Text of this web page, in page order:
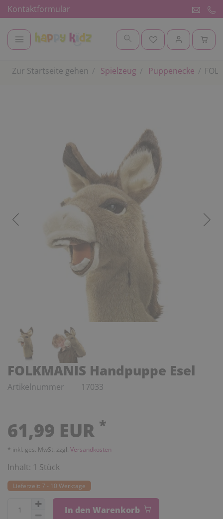
Kontaktformular
Zur Startseite gehen Spielzeug Puppenecke
FOLKMANIS Handpuppe Esel
Artikelnummer 17033
61,99 EUR *
* inkl. ges. MwSt. zzgl. Versandkosten
Inhalt: 1 Stück
Lieferzeit: 7 - 10 Werktage
In den Warenkorb